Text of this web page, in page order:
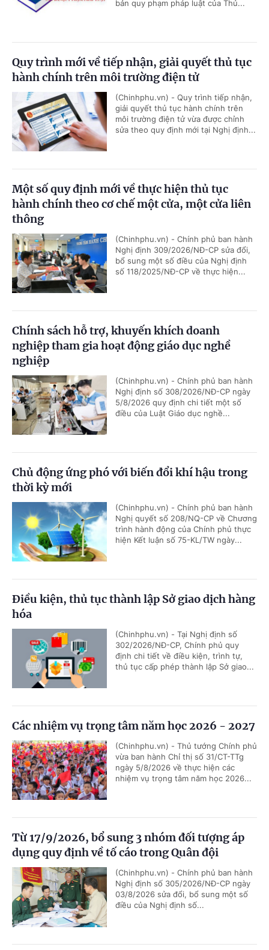
bản quy phạm pháp luật của Thủ...
Quy trình mới về tiếp nhận, giải quyết thủ tục
hành chính trên môi trường điện tử
(Chinhphu.vn) - Quy trình tiếp nhận,
giải quyết thủ tục hành chính trên
môi trường điện tử vừa được chỉnh
sửa theo quy định mới tại Nghị định...
Một số quy định mới về thực hiện thủ tục
hành chính theo cơ chế một cửa, một cửa liên
thông
(Chinhphu.vn) - Chính phủ ban hành
Nghị định 309/2026/NĐ-CP sửa đổi,
bổ sung một số điều của Nghị định
số 118/2025/NĐ-CP về thực hiện...
Chính sách hỗ trợ, khuyến khích doanh
nghiệp tham gia hoạt động giáo dục nghề
nghiệp
(Chinhphu.vn) - Chính phủ ban hành
Nghị định số 308/2026/NĐ-CP ngày
5/8/2026 quy định chi tiết một số
điều của Luật Giáo dục nghề...
Chủ động ứng phó với biến đổi khí hậu trong
thời kỳ mới
(Chinhphu.vn) - Chính phủ ban hành
Nghị quyết số 208/NQ-CP về Chương
trình hành động của Chính phủ thực
hiện Kết luận số 75-KL/TW ngày...
Điều kiện, thủ tục thành lập Sở giao dịch hàng
hóa
(Chinhphu.vn) - Tại Nghị định số
302/2026/NĐ-CP, Chính phủ quy
định chi tiết về điều kiện, trình tự,
thủ tục cấp phép thành lập Sở giao...
Các nhiệm vụ trọng tâm năm học 2026 - 2027
(Chinhphu.vn) - Thủ tướng Chính phủ
vừa ban hành Chỉ thị số 31/CT-TTg
ngày 5/8/2026 về thực hiện các
nhiệm vụ trọng tâm năm học 2026...
Từ 17/9/2026, bổ sung 3 nhóm đối tượng áp
dụng quy định về tố cáo trong Quân đội
(Chinhphu.vn) - Chính phủ ban hành
Nghị định số 305/2026/NĐ-CP ngày
03/8/2026 sửa đổi, bổ sung một số
điều của Nghị định số...